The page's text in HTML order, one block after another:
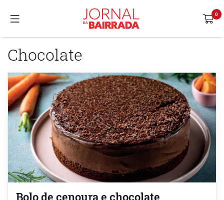
Chocolate
Bolo de cenoura e chocolate